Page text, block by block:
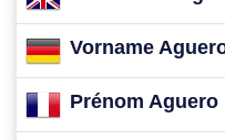
Vorname
Prénom Aguero